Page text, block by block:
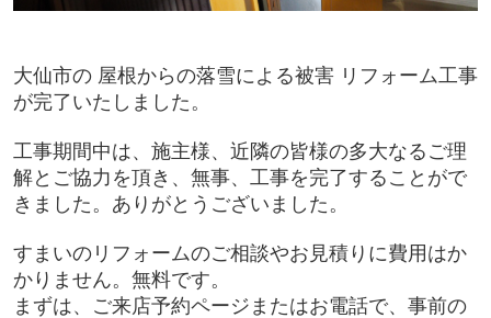
大仙市の 屋根からの落雪による被害 リフォーム工事
が完了いたしました。
工事期間中は、施主様、近隣の皆様の多大なるご理
解とご協力を頂き、無事、工事を完了することがで
きました。ありがとうございました。
すまいのリフォームのご相談やお見積りに費用はか
かりません。無料です。
まずは、ご来店予約ページまたはお電話で、事前の